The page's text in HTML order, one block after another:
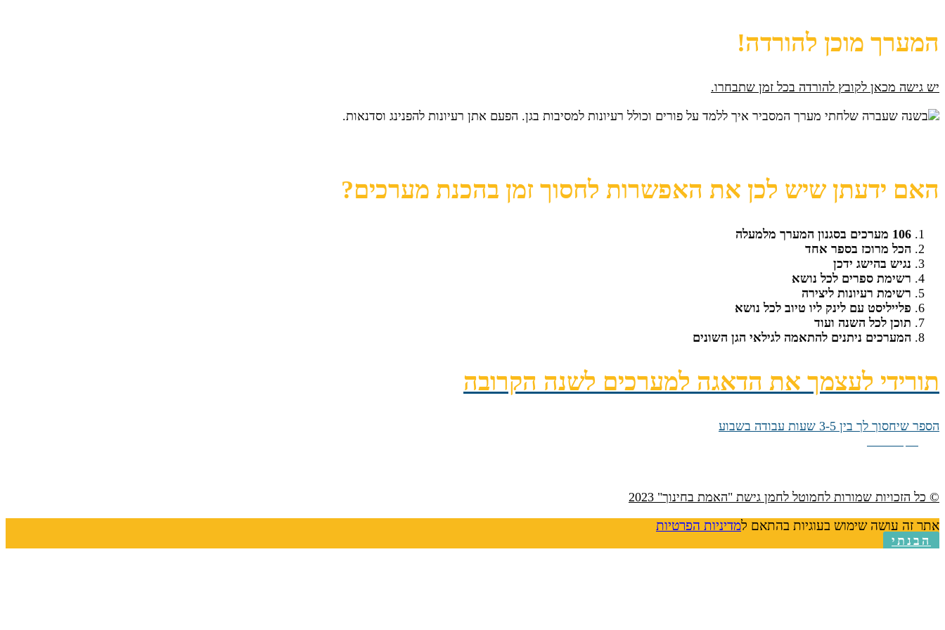
המערך מוכן להורדה!
יש גישה מכאן לקובץ להורדה בכל זמן שתבחרו.
האם ידעתן שיש לכן את האפשרות לחסוך זמן בהכנת מערכים?
106 מערכים בסגנון המערך מלמעלה
הכל מרוכז בספר אחד
נגיש בהישג ידכן
רשימת ספרים לכל נושא
רשימת רעיונות ליצירה
פלייליסט עם לינק ליו טיוב לכל נושא
תוכן לכל השנה ועוד
המערכים ניתנים להתאמה לגילאי הגן השונים
תורידי לעצמך את הדאגה למערכים לשנה הקרובה
הספר שיחסוך לך בין 3-5 שעות עבודה בשבוע
© כל הזכויות שמורות לחמוטל לחמן גישת "האמת בחינוך" 2023
אתר זה עושה שימוש בעוגיות בהתאם למדיניות הפרטיות
הבנתי